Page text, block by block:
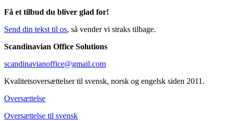
Få et tilbud du bliver glad for!
Send din tekst til os, så vender vi straks tilbage.
Scandinavian Office Solutions
scandinavianoffice@gmail.com
Kvalitetsoversættelser til svensk, norsk og engelsk siden 2011.
Oversættelse
Oversættelse til svensk